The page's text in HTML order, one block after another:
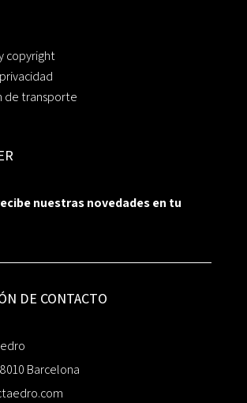
copyright
de transporte
nuestras novedades en tu
DE CONTACTO
Barcelona